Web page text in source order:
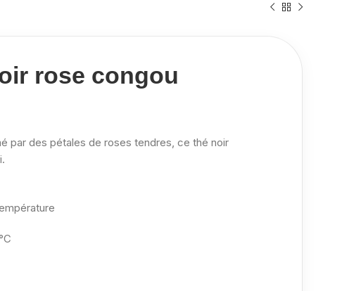
rose congou
par des pétales de roses tendres, ce thé noir